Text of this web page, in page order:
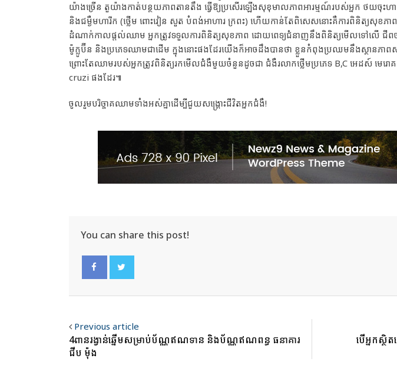
យ៉ាងច្រើន តួយ៉ាងកាត់បន្ថយភាពតានតឹង ធ្វើឱ្យប្រសើរឡើងសុខុមាលភាពអារម្មណ៍របស់អ្នក ថយចុ
និងជម្ងឺមហារីក (ថ្លើម ពោះវៀន សួត បំពង់អាហារ ក្រពះ) ហើយកាន់តែពិសេសនោះគឺការពិនិត្យសុខភ
ដំណាក់កាលផ្តល់ឈាម អ្នកត្រូវទទួលការពិនិត្យសុខភាព ដោយពេទ្យជំនាញនឹងពិនិត្យមើលទៅលើ ជីព
ម៉ូក្លូប៊ីន និងប្រភេទឈាមជាដើម ក្នុងនោះផងដែរយើងក៏អាចដឹងបានថា ខ្លួនកំពុងប្រឈមនឹងស្ថានភាព
ព្រោះតែឈាមរបស់អ្នកត្រូវពិនិត្យរកមើលជំងឺមួយចំនួនដូចជា ជំងឺរលាកថ្លើមប្រភេទ B,C អេដស៍ មេរ
cruzi ផងដែរ៕
ចូលរួមបរិច្ចាគឈាមទាំងអស់គ្នាដើម្បីជួយសង្រ្គោះជីវិតអ្នកជំងឺ!
You can share this post!
Previous article
4ពានរង្វាន់ឆ្នើមសម្រាប់ប័ណ្ណឥណទាន និងប័ណ្ណឥណពន្ធ ធនាគារ
ជីប ម៉ុង
បើអ្នកស្ថិ